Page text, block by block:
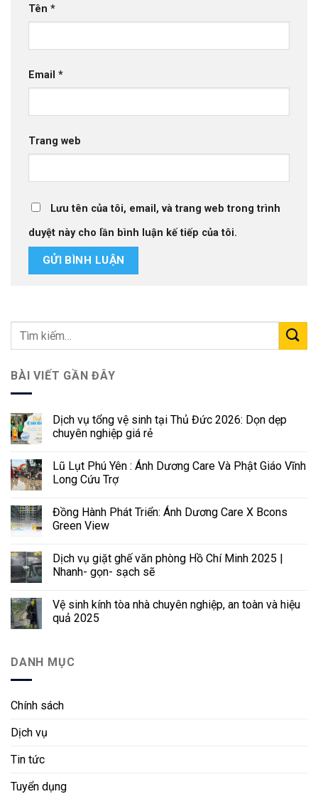
Tên *
Email *
Trang web
Lưu tên của tôi, email, và trang web trong trình
duyệt này cho lần bình luận kế tiếp của tôi.
BÀI VIẾT GẦN ĐÂY
Dịch vụ tổng vệ sinh tại Thủ Đức 2026: Dọn dẹp
chuyên nghiệp giá rẻ
Lũ Lụt Phú Yên : Ánh Dương Care Và Phật Giáo Vĩnh
Long Cứu Trợ
Đồng Hành Phát Triển: Ánh Dương Care X Bcons
Green View
Dịch vụ giặt ghế văn phòng Hồ Chí Minh 2025 |
Nhanh- gọn- sạch sẽ
Vệ sinh kính tòa nhà chuyên nghiệp, an toàn và hiệu
quả 2025
DANH MỤC
Chính sách
Dịch vụ
Tin tức
Tuyển dụng